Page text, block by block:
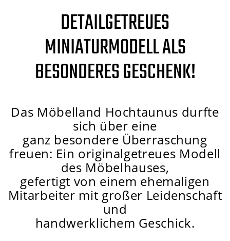
DETAILGETREUES
MINIATURMODELL ALS
BESONDERES GESCHENK!
Das Möbelland Hochtaunus durfte
sich über eine
ganz besondere Überraschung
freuen: Ein originalgetreues Modell
des Möbelhauses,
gefertigt von einem ehemaligen
Mitarbeiter mit großer Leidenschaft
und
handwerklichem Geschick.